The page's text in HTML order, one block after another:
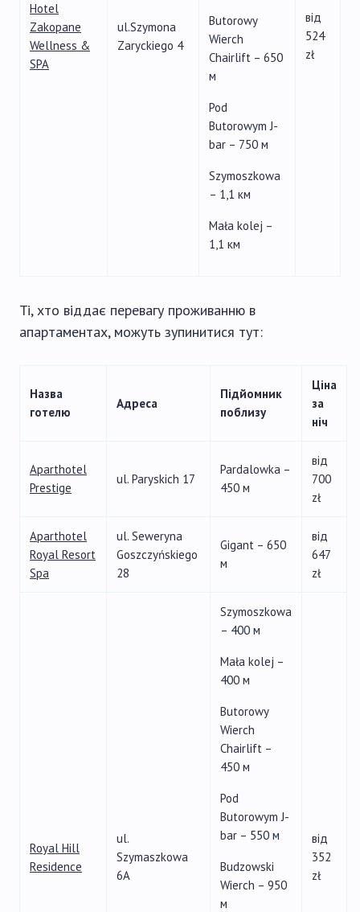
Hotel
Zakopane
Wellness &
SPA
ul.Szymona
Zaryckiego 4
Butorowy
Wierch
Chairlift – 650
м
Pod
Butorowym J-
bar – 750 м
Szymoszkowa
– 1,1 км
Mała kolej –
1,1 км
від
524
zł
Ті, хто віддає перевагу проживанню в
апартаментах, можуть зупинитися тут:
Назва
готелю
Адреса
Підйомник
поблизу
Ціна
за
ніч
Aparthotel
Prestige
ul. Paryskich 17
Pardalowka –
450 м
від
700
zł
Aparthotel
Royal Resort
Spa
ul. Seweryna
Goszczyńskiego
28
Gigant – 650
м
від
647
zł
Royal Hill
Residence
ul.
Szymaszkowa
6A
Szymoszkowa
– 400 м
Mała kolej –
400 м
Butorowy
Wierch
Chairlift –
450 м
Pod
Butorowym J-
bar – 550 м
Budzowski
Wierch – 950
м
від
352
zł